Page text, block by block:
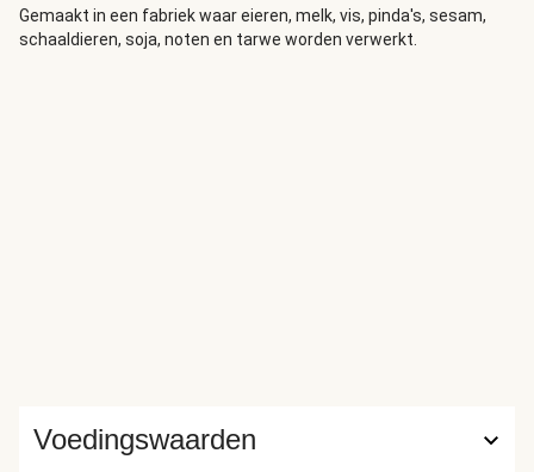
Gemaakt in een fabriek waar eieren, melk, vis, pinda's, sesam,
schaaldieren, soja, noten en tarwe worden verwerkt.
Voedingswaarden